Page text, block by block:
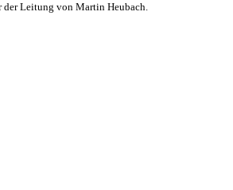
der Leitung von Martin Heubach.